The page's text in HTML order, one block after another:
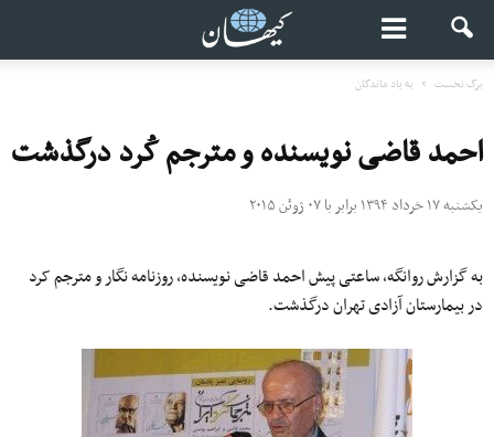
برگ نخست به یاد ماندگان
احمد قاضی نویسنده و مترجم کُرد درگذشت
یکشنبه ۱۷ خرداد ۱۳۹۴ برابر با ۰۷ ژوئن ۲۰۱۵
به گزارش روانگه، ساعتی پیش احمد قاضی نویسنده، روزنامه نگار و مترجم کرد
در بیمارستان آزادی تهران درگذشت.